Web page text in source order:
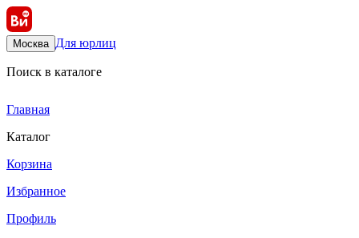
Москва Для юрлиц
Поиск в каталоге
Главная
Каталог
Корзина
Избранное
Профиль